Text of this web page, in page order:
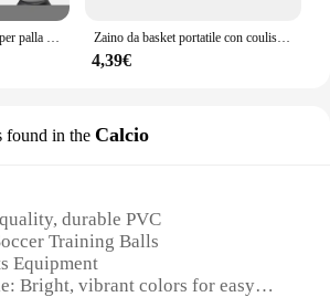
Zaino da basket portatile con coulisse Borsa a rete Calcio Calcio Pallavolo Borse portaoggetti Sport all'aria aperta Viaggio Palestra Yoga
4,39€
found in the Calcio
durable PVC
Training Balls
Equipment
Bright, vibrant colors for easy